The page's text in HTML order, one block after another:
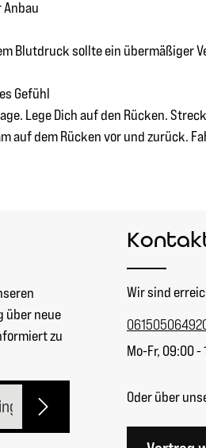
Blutdruck sollte ein übermäßiger
Gefühl
Lege Dich auf den Rücken.
auf dem Rücken vor und zurück.
über neue
zu
Wir sind
Mo-Fr, 09:00 -
Oder über